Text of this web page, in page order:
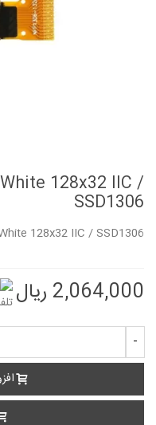
128x32 IIC /
SSD1306
128x32 IIC / SSD1306
2,064,000 ریال
-